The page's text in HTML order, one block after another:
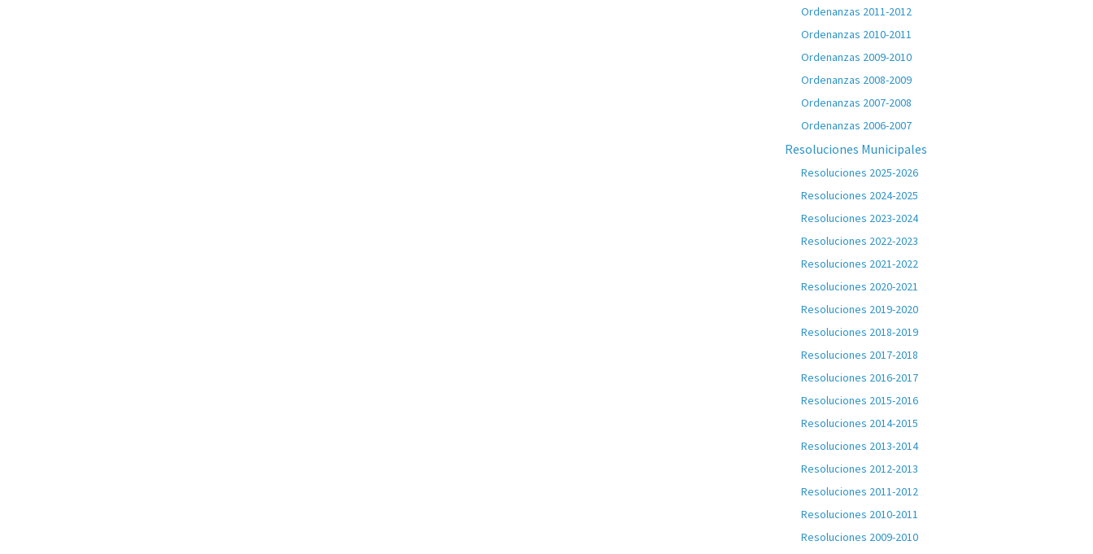
Ordenanzas 2011-2012
Ordenanzas 2010-2011
Ordenanzas 2009-2010
Ordenanzas 2008-2009
Ordenanzas 2007-2008
Ordenanzas 2006-2007
Resoluciones Municipales
Resoluciones 2025-2026
Resoluciones 2024-2025
Resoluciones 2023-2024
Resoluciones 2022-2023
Resoluciones 2021-2022
Resoluciones 2020-2021
Resoluciones 2019-2020
Resoluciones 2018-2019
Resoluciones 2017-2018
Resoluciones 2016-2017
Resoluciones 2015-2016
Resoluciones 2014-2015
Resoluciones 2013-2014
Resoluciones 2012-2013
Resoluciones 2011-2012
Resoluciones 2010-2011
Resoluciones 2009-2010